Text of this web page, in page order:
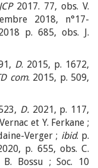
JCP 2017. 77, obs. V.
2018, n°17-
p. 685, obs. J.
D. 2015, p. 1672,
com. 2015, p. 509,
D. 2021, p. 117,
et Y. Ferkane ;
Verger ; ibid. p.
p. 655, obs. C.
Bossu ; Soc. 10